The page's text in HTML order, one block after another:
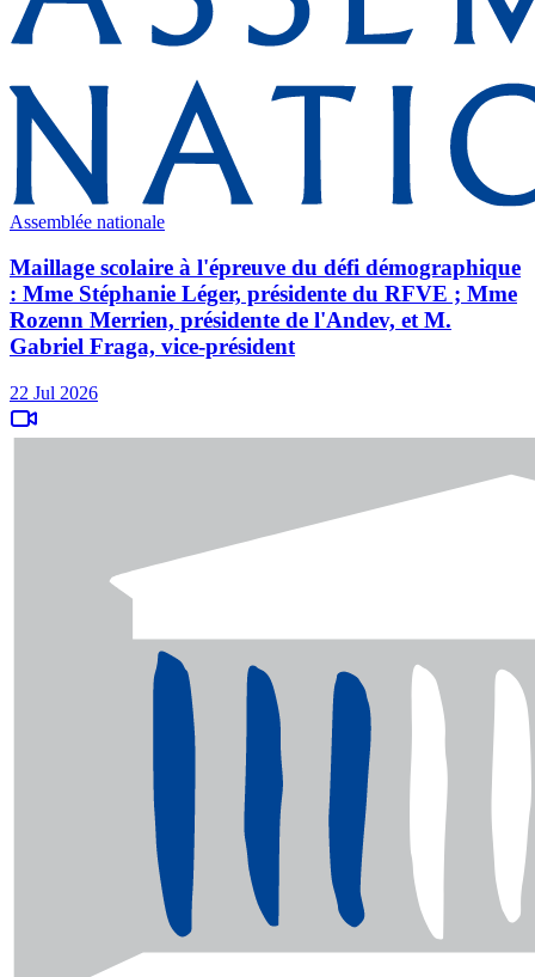
Assemblée nationale
Maillage scolaire à l'épreuve du défi démographique
: Mme Stéphanie Léger, présidente du RFVE ; Mme
Rozenn Merrien, présidente de l'Andev, et M.
Gabriel Fraga, vice-président
22 Jul 2026